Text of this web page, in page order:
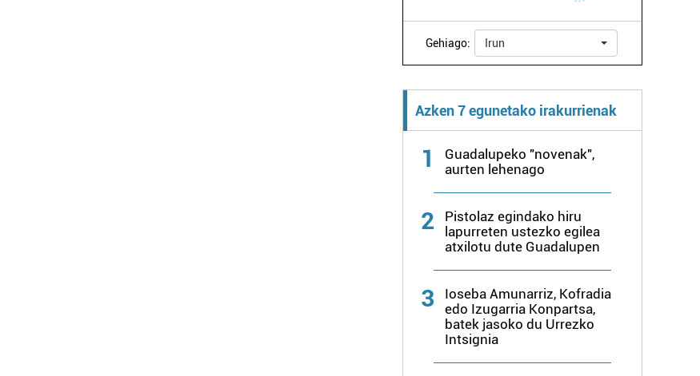
Gehiago: Irun
Azken 7 egunetako irakurrienak
1
Guadalupeko "novenak",
aurten lehenago
2
Pistolaz egindako hiru
lapurreten ustezko egilea
atxilotu dute Guadalupen
3
Ioseba Amunarriz, Kofradia
edo Izugarria Konpartsa,
batek jasoko du Urrezko
Intsignia